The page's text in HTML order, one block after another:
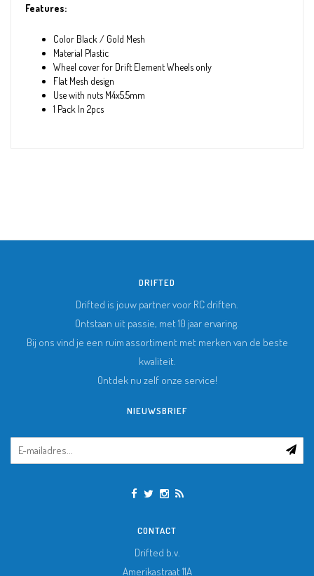
Features:
Color Black / Gold Mesh
Material Plastic
Wheel cover for Drift Element Wheels only
Flat Mesh design
Use with nuts M4x5.5mm
1 Pack In 2pcs
DRIFTED
Drifted is jouw partner voor RC driften.
Ontstaan uit passie, met 10 jaar ervaring.
Bij ons vind je een ruim assortiment met merken van de beste
kwaliteit.
Ontdek nu zelf onze service!
NIEUWSBRIEF
CONTACT
Drifted b.v.
Amerikastraat 11A